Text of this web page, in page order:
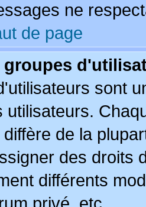
ne
de page
groupes
sont
utilisateurs.
de la
des droits
différents